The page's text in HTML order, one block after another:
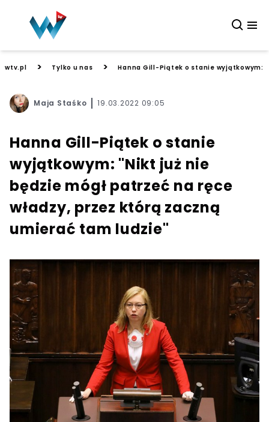
wtv.pl > Tylko u nas > Hanna Gill-Piątek o stanie wyjątkowym:
Maja Staśko 19.03.2022 09:05
Hanna Gill-Piątek o stanie
wyjątkowym: "Nikt już nie
będzie mógł patrzeć na ręce
władzy, przez którą zaczną
umierać tam ludzie"